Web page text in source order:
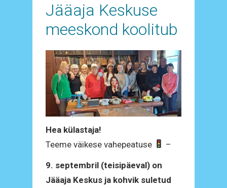
Jääaja Keskuse
meeskond koolitub
Hea külastaja!
Teeme väikese vahepeatuse
–
9. septembril (teisipäeval) on
Jääaja Keskus ja kohvik suletud